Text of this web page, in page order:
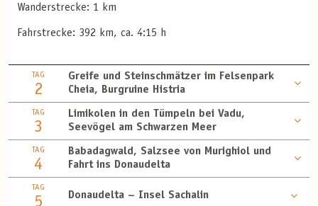
Wanderstrecke: 1 km
Fahrstrecke: 392 km, ca. 4:15 h
TAG
2
Greife und Steinschmätzer im Felsenpark
Cheia, Burgruine Histria
TAG
3
Limikolen in den Tümpeln bei Vadu,
Seevögel am Schwarzen Meer
TAG
4
Babadagwald, Salzsee von Murighiol und
Fahrt ins Donaudelta
TAG
Donaudelta – Insel Sachalin